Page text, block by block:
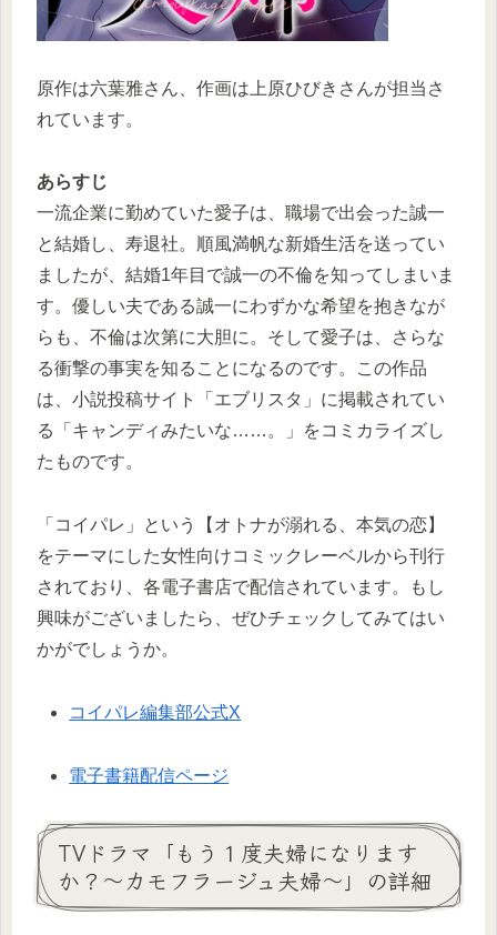
原作は六葉雅さん、作画は上原ひびきさんが担当さ
れています。
あらすじ
一流企業に勤めていた愛子は、職場で出会った誠一
と結婚し、寿退社。順風満帆な新婚生活を送ってい
ましたが、結婚1年目で誠一の不倫を知ってしまいま
す。優しい夫である誠一にわずかな希望を抱きなが
らも、不倫は次第に大胆に。そして愛子は、さらな
る衝撃の事実を知ることになるのです。この作品
は、小説投稿サイト「エブリスタ」に掲載されてい
る「キャンディみたいな……。」をコミカライズし
たものです。
「コイパレ」という【オトナが溺れる、本気の恋】
をテーマにした女性向けコミックレーベルから刊行
されており、各電子書店で配信されています。もし
興味がございましたら、ぜひチェックしてみてはい
かがでしょうか。
コイパレ編集部公式X
電子書籍配信ページ
TVドラマ「もう１度夫婦になります
か？〜カモフラージュ夫婦〜」の詳細